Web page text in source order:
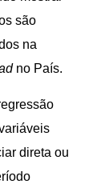
são
na
no País.
direta ou